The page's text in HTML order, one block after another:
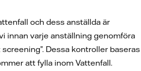
och dess anställda är
innan varje anställning genomföra
Dessa kontroller baseras
att fylla inom Vattenfall.